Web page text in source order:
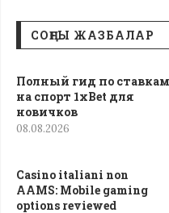
СОҢҒЫ ЖАЗБАЛАР
Полный гид по ставкам
на спорт 1xBet для
новичков
08.08.2026
Casino italiani non
AAMS: Mobile gaming
options reviewed